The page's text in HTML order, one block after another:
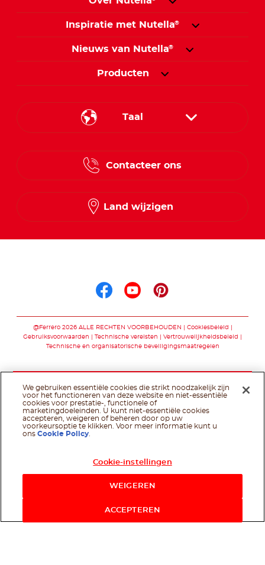
Inspiratie met Nutella®
Nieuws van Nutella®
Producten
Taal
Contacteer ons
Land wijzigen
@Ferrero 2026 ALLE RECHTEN VOORBEHOUDEN
Cookiesbeleid
Gebruiksvoorwaarden
Technische vereisten
Vertrouwelijkheidsbeleid
Technische en organisatorische beveiligingsmaatregelen
We gebruiken essentiële cookies die strikt noodzakelijk zijn
voor het functioneren van deze website en niet-essentiële
cookies voor prestatie-, functionele of
marketingdoeleinden. U kunt niet-essentiële cookies
accepteren, weigeren of beheren door op uw
voorkeursoptie te klikken. Voor meer informatie kunt u
ons Cookie Policy
Cookie-instellingen
WEIGEREN
ACCEPTEREN